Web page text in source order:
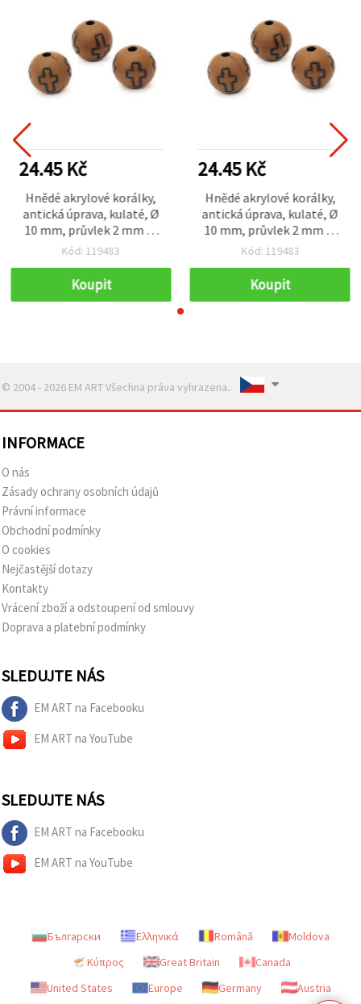
24.45 Kč
Hnědé akrylové korálky,
antická úprava, kulaté, Ø
10 mm, průvlek 2 mm —
50 g (cca 75 ks), pro
náhrdelníků a dekorací
Kód: 119483
Koupit
24.45 Kč
Hnědé akrylové korálky,
antická úprava, kulaté, Ø
10 mm, průvlek 2 mm —
50 g (cca 75 ks), pro
náhrdelníků a dekorací
Kód: 119483
Koupit
© 2004 - 2026 EM ART Všechna práva vyhrazena..
INFORMACE
O nás
Zásady ochrany osobních údajů
Právní informace
Obchodní podmínky
O cookies
Nejčastější dotazy
Kontakty
Vrácení zboží a odstoupení od smlouvy
Doprava a platební podmínky
SLEDUJTE NÁS
EM ART na Facebooku
EM ART na YouTube
SLEDUJTE NÁS
EM ART na Facebooku
EM ART na YouTube
Български Ελληνικά Română
Moldova
Κύπρος
Great Britain
Canada
United States
Europe Germany Austria